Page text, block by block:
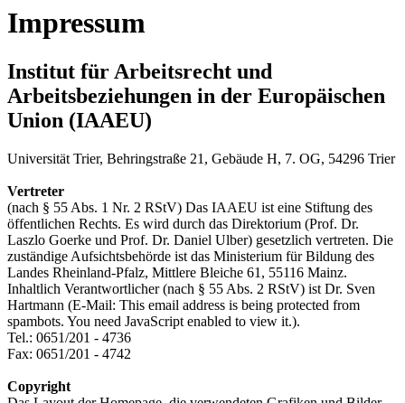
Impressum
Institut für Arbeitsrecht und
Arbeitsbeziehungen in der Europäischen
Union (IAAEU)
Universität Trier, Behringstraße 21, Gebäude H, 7. OG, 54296 Trier
Vertreter
(nach § 55 Abs. 1 Nr. 2 RStV) Das IAAEU ist eine Stiftung des
öffentlichen Rechts. Es wird durch das Direktorium (Prof. Dr.
Laszlo Goerke und Prof. Dr. Daniel Ulber) gesetzlich vertreten. Die
zuständige Aufsichtsbehörde ist das Ministerium für Bildung des
Landes Rheinland-Pfalz, Mittlere Bleiche 61, 55116 Mainz.
Inhaltlich Verantwortlicher (nach § 55 Abs. 2 RStV) ist Dr. Sven
Hartmann (E-Mail: This email address is being protected from
spambots. You need JavaScript enabled to view it.).
Tel.: 0651/201 - 4736
Fax: 0651/201 - 4742
Copyright